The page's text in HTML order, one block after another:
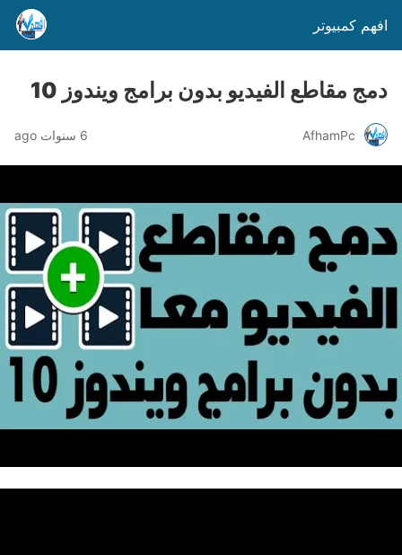
افهم كمبيوتر
دمج مقاطع الفيديو بدون برامج ويندوز 10
AfhamPc 6 سنوات ago